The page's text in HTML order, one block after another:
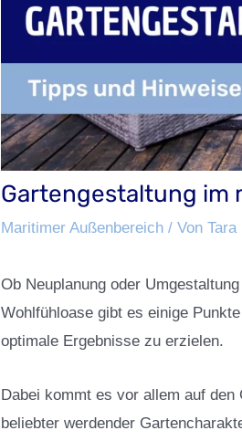
Gartengestaltung im
Maritimer Außenbereich / Von Tara
Ob Neuplanung oder
Wohlfühloase gibt es einige
optimale Ergebnisse zu erzielen.
Dabei kommt es vor allem auf
beliebter werdender